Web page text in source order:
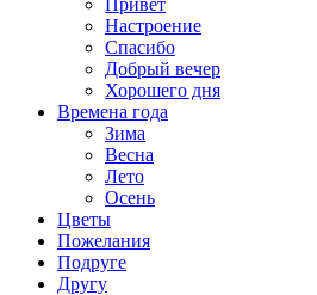
Настроение
Спасибо
Добрый вечер
Хорошего дня
Времена года
Зима
Весна
Лето
Осень
Цветы
Пожелания
Подруге
Другу